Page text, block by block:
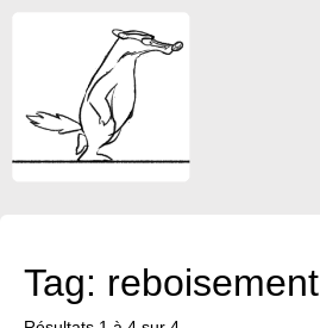
Tag: reboisement